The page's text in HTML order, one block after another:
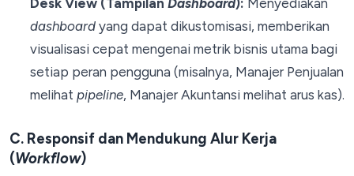
dashboardyang dapat dikustomisasi, memberikan
visualisasi cepat mengenai metrik bisnis utama bagi
setiap peran pengguna (misalnya, Manajer Penjualan
melihat pipeline, Manajer Akuntansi melihat arus kas).
C. Responsif dan Mendukung Alur Kerja
(Workflow)